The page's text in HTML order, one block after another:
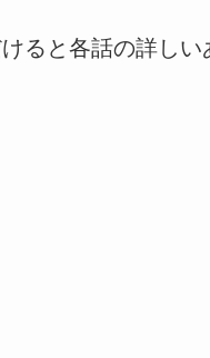
ると各話の詳しい